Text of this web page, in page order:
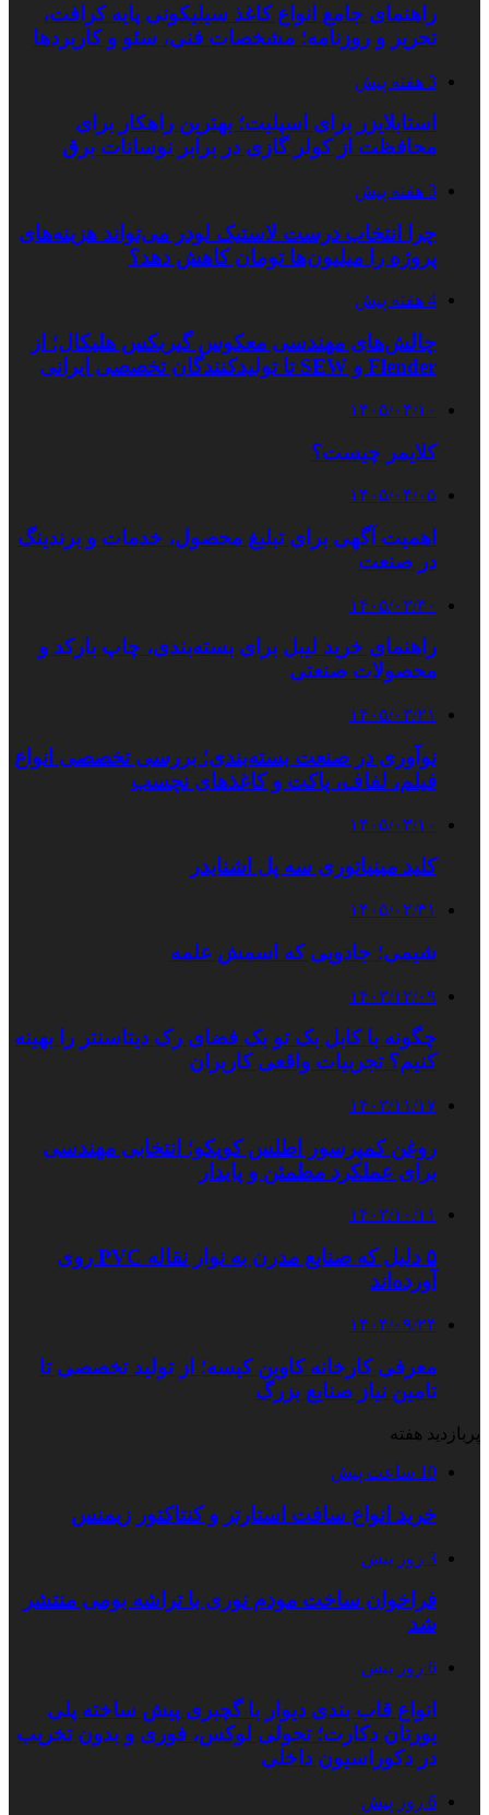
راهنمای جامع انواع کاغذ سیلیکونی پایه کرافت،
تحریر و روزنامه؛ مشخصات فنی، سئو و کاربردها
3 هفته پیش
استابلایزر برای اسپلیت؛ بهترین راهکار برای
محافظت از کولر گازی در برابر نوسانات برق
3 هفته پیش
چرا انتخاب درست لاستیک لودر می‌تواند هزینه‌های
پروژه را میلیون‌ها تومان کاهش دهد؟
4 هفته پیش
چالش‌های مهندسی معکوس گیربکس هلیکال؛ از
Flender و SEW تا تولیدکنندگان تخصصی ایرانی
۱۴۰۵/۰۴/۱۰
کلایمر چیست؟
۱۴۰۵/۰۴/۰۵
اهمیت آگهی برای تبلیغ محصول، خدمات و برندینگ
در صنعت
۱۴۰۵/۰۳/۳۰
راهنمای خرید لیبل برای بسته‌بندی، چاپ بارکد و
محصولات صنعتی
۱۴۰۵/۰۳/۲۱
نوآوری در صنعت بسته‌بندی؛ بررسی تخصصی انواع
فیلم، لفاف، پاکت و کاغذهای نچسب
۱۴۰۵/۰۳/۱۰
کلید مینیاتوری سه پل اشنایدر
۱۴۰۵/۰۲/۳۱
شیمی؛ جادویی که اسمش علمه
۱۴۰۳/۱۲/۰۹
چگونه با کابل بک تو بک فضای رک دیتاسنتر را بهینه
کنیم؟ تجربیات واقعی کاربران
۱۴۰۳/۱۱/۱۷
روغن کمپرسور اطلس کوپکو؛ انتخابی مهندسی
برای عملکرد مطمئن و پایدار
۱۴۰۳/۱۰/۱۱
۵ دلیل که صنایع مدرن به نوار نقاله PVC روی
آورده‌اند
۱۴۰۴/۰۹/۲۴
معرفی کارخانه کاوین کیسه؛ از تولید تخصصی تا
تامین نیاز صنایع بزرگ
پربازدید هفته
10 ساعت پیش
خرید انواع سافت استارتر و کنتاکتور زیمنس
3 روز پیش
فراخوان ساخت مودم نوری با تراشه بومی منتشر
شد
6 روز پیش
انواع قاب بندی دیوار با گچبری پیش ساخته پلی
یورتان دکارت؛ تحولی لوکس، فوری و بدون تخریب
در دکوراسیون داخلی
6 روز پیش